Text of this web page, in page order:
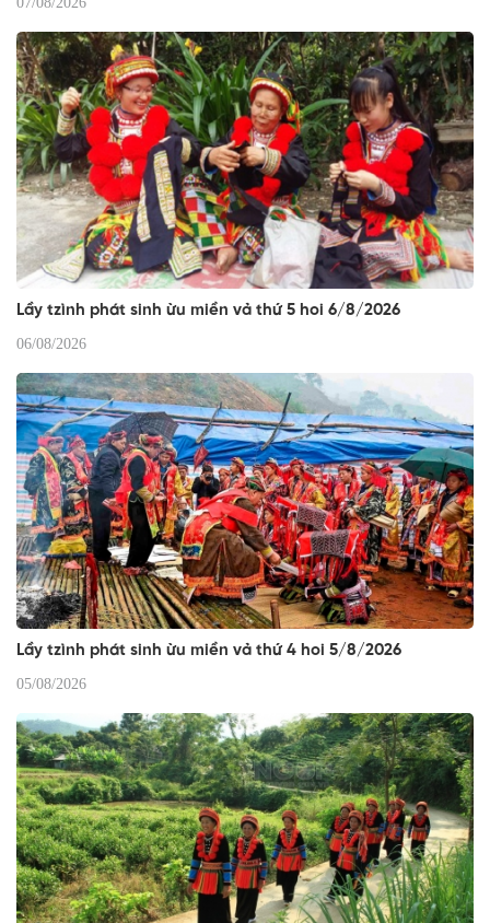
Lầy tzình phát sinh ừu miền vả thứ 5 hoi 6/8/2026
06/08/2026
Lầy tzình phát sinh ừu miền vả thứ 4 hoi 5/8/2026
05/08/2026